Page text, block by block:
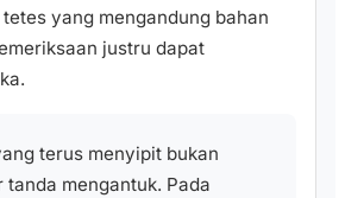
yang mengandung bahan
justru dapat
terus menyipit bukan
tanda mengantuk. Pada